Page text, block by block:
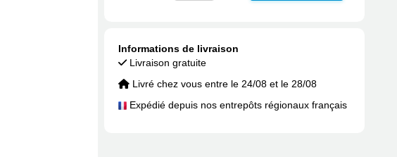
Informations de livraison
Livraison gratuite
Livré chez vous entre le 24/08 et le 28/08
Expédié depuis nos entrepôts régionaux français